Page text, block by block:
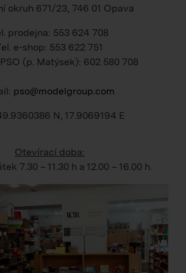
okruh 671/23, 746 01 Opava
prodejna: 553 624 708
e-shop: 553 622 751
(p. Matýsek): 602 580 708
pso@modelgroup.com
N, 17.9069194 E
Otevírací doba:
7.30 – 11.30 h a 12.00 – 16.00 h